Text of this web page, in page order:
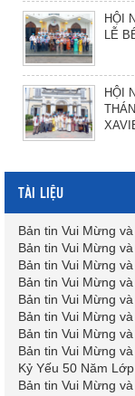
HỘI
LỄ
HỘI
TÀI LIỆU
Bản tin Vui Mừng và
Bản tin Vui Mừng và
Bản tin Vui Mừng và
Bản tin Vui Mừng và
Bản tin Vui Mừng và
Bản tin Vui Mừng và
Bản tin Vui Mừng và
Bản tin Vui Mừng và
Kỷ Yếu 50 Năm
Bản tin Vui Mừng và